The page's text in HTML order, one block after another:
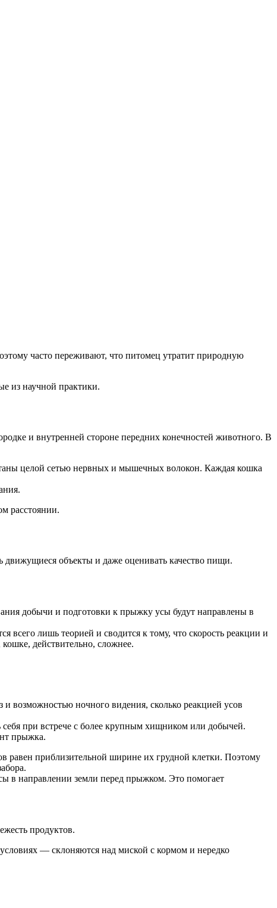
часто переживают, что питомец утратит природную
из научной практики.
и внутренней стороне передних конечностей животного. В
целой сетью нервных и мышечных волокон. Каждая кошка
расстоянии.
объекты и даже оценивать качество пищи.
добычи и подготовки к прыжку усы будут направлены в
всего лишь теорией и сводится к тому, что скорость реакции и
кошке, действительно, сложнее.
возможностью ночного видения, сколько реакцией усов
при встрече с более крупным хищником или добычей.
прыжка.
равен приблизительной ширине их грудной клетки. Поэтому
в направлении земли перед прыжком. Это помогает
продуктов.
— склоняются над миской с кормом и нередко